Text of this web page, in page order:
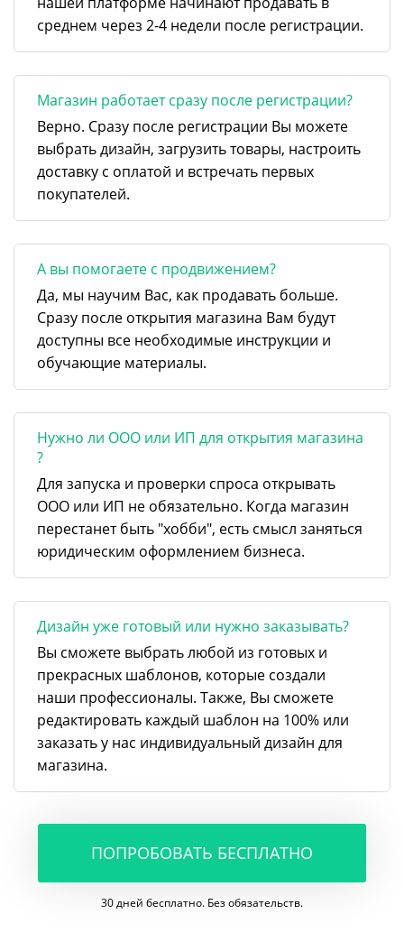
среднем через 2-4 недели после регистрации.
Магазин работает сразу после регистрации?
Верно. Сразу после регистрации Вы можете
выбрать дизайн, загрузить товары, настроить
доставку с оплатой и встречать первых
покупателей.
А вы помогаете с продвижением?
Да, мы научим Вас, как продавать больше.
Сразу после открытия магазина Вам будут
доступны все необходимые инструкции и
обучающие материалы.
Нужно ли ООО или ИП для открытия магазина
?
Для запуска и проверки спроса открывать
ООО или ИП не обязательно. Когда магазин
перестанет быть "хобби", есть смысл заняться
юридическим оформлением бизнеса.
Дизайн уже готовый или нужно заказывать?
Вы сможете выбрать любой из готовых и
прекрасных шаблонов, которые создали
наши профессионалы. Также, Вы сможете
редактировать каждый шаблон на 100% или
заказать у нас индивидуальный дизайн для
магазина.
ПОПРОБОВАТЬ БЕСПЛАТНО
30 дней бесплатно. Без обязательств.